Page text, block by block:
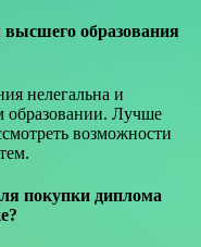
образования
нелегальна и
образовании. Лучше
возможности
покупки диплома